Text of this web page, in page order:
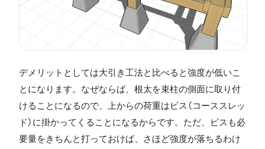
デメリットとしては大引き工法と比べると強度が低いこ
とになります。なぜならば、根太を束柱の側面に取り付
けることになるので、上からの荷重はビス（コーススレッ
ド）に掛かってくることになるからです。ただ、ビスも必
要量をきちんと打っておけば、さほど強度が落ちるわけ